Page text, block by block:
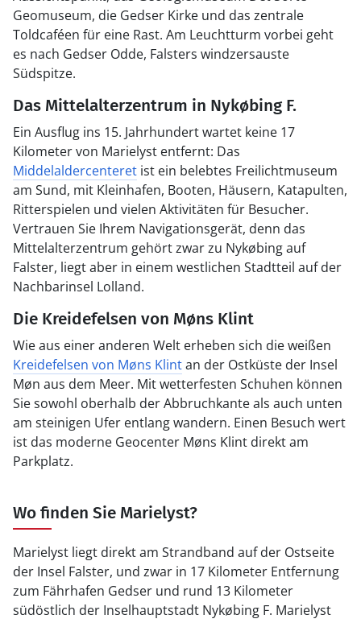
Geomuseum, die Gedser Kirke und das zentrale
Toldcaféen für eine Rast. Am Leuchtturm vorbei geht
es nach Gedser Odde, Falsters windzersauste
Südspitze.
Das Mittelalterzentrum in Nykøbing F.
Ein Ausflug ins 15. Jahrhundert wartet keine 17
Kilometer von Marielyst entfernt: Das
Middelaldercenteret ist ein belebtes Freilichtmuseum
am Sund, mit Kleinhafen, Booten, Häusern, Katapulten,
Ritterspielen und vielen Aktivitäten für Besucher.
Vertrauen Sie Ihrem Navigationsgerät, denn das
Mittelalterzentrum gehört zwar zu Nykøbing auf
Falster, liegt aber in einem westlichen Stadtteil auf der
Nachbarinsel Lolland.
Die Kreidefelsen von Møns Klint
Wie aus einer anderen Welt erheben sich die weißen
Kreidefelsen von Møns Klintan der Ostküste der Insel
Møn aus dem Meer. Mit wetterfesten Schuhen können
Sie sowohl oberhalb der Abbruchkante als auch unten
am steinigen Ufer entlang wandern. Einen Besuch wert
ist das moderne Geocenter Møns Klint direkt am
Parkplatz.
Wo finden Sie Marielyst?
Marielyst liegt direkt am Strandband auf der Ostseite
der Insel Falster, und zwar in 17 Kilometer Entfernung
zum Fährhafen Gedser und rund 13 Kilometer
südöstlich der Inselhauptstadt Nykøbing F. Marielyst